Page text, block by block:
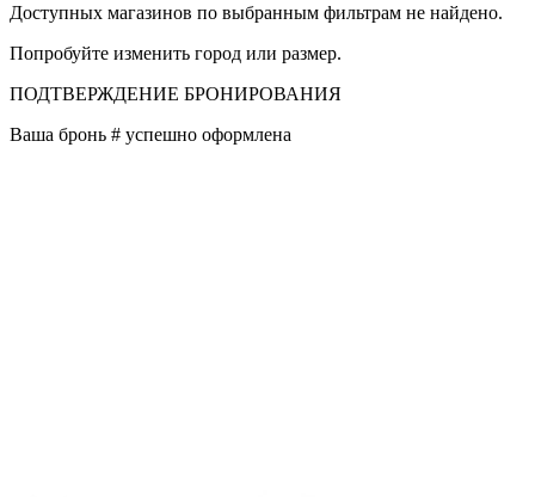
Доступных магазинов по выбранным фильтрам не найдено.
Попробуйте изменить город или размер.
ПОДТВЕРЖДЕНИЕ БРОНИРОВАНИЯ
Ваша бронь # успешно оформлена